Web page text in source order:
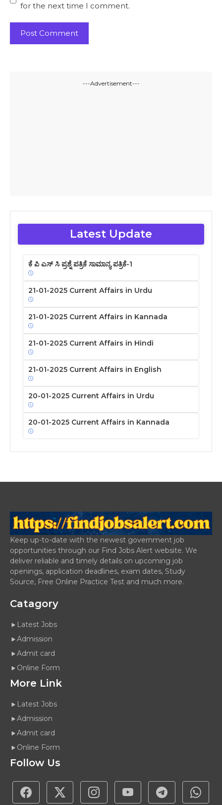
for the next time I comment.
---Advertisement---
Latest Update
ಕೆ ಪಿ ಎಸ್ ಸಿ ಪ್ರಶ್ನೆ ಪತ್ರಿಕೆ ಸಾಮಾನ್ಯ ಪತ್ರಿಕೆ-1
21-01-2025 Current Affairs in Urdu
21-01-2025 Current Affairs in Kannada
21-01-2025 Current Affairs in Hindi
21-01-2025 Current Affairs in English
20-01-2025 Current Affairs in Urdu
20-01-2025 Current Affairs in Kannada
Keep up-to-date with the newest government job
opportunities through our Find Jobs Alert website. We
deliver reliable and timely details on upcoming job
openings, application deadlines, exam dates, Study
Source, Free Online Practice Test and much more.
Catagory
Latest Jobs
Admission
Admit card
Online Form
More Link
Latest Jobs
Admission
Admit card
Online Form
Follow Us